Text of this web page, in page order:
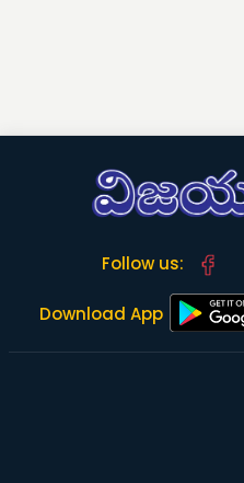
Follow us:
Download App